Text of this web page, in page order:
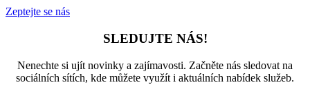
Zeptejte se nás
SLEDUJTE NÁS!
Nenechte si ujít novinky a zajímavosti. Začněte nás sledovat na
sociálních sítích, kde můžete využít i aktuálních nabídek služeb.